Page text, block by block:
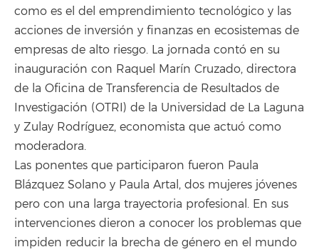
como es el del emprendimiento tecnológico y las
acciones de inversión y finanzas en ecosistemas de
empresas de alto riesgo. La jornada contó en su
inauguración con Raquel Marín Cruzado, directora
de la Oficina de Transferencia de Resultados de
Investigación (OTRI) de la Universidad de La Laguna
y Zulay Rodríguez, economista que actuó como
moderadora.
Las ponentes que participaron fueron Paula
Blázquez Solano y Paula Artal, dos mujeres jóvenes
pero con una larga trayectoria profesional. En sus
intervenciones dieron a conocer los problemas que
impiden reducir la brecha de género en el mundo